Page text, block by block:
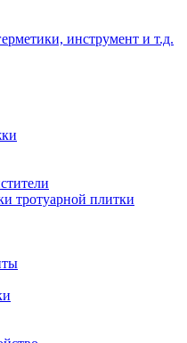
инструмент и т.д.
тротуарной плитки